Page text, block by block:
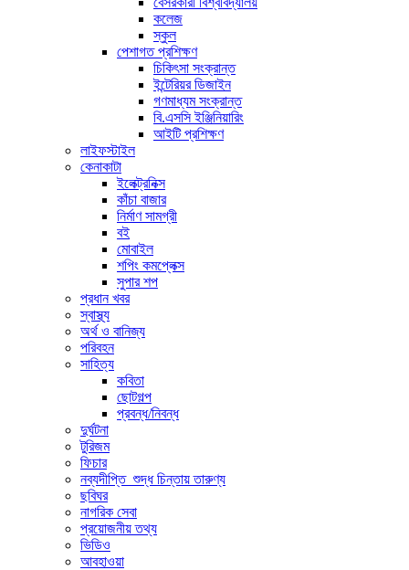
কলেজ
স্কুল
পেশাগত প্রশিক্ষণ
চিকিৎসা সংক্রান্ত
ইন্টেরিয়র ডিজাইন
গণমাধ্যম সংক্রান্ত
বি.এসসি ইঞ্জিনিয়ারিং
আইটি প্রশিক্ষণ
লাইফস্টাইল
কেনাকাটা
ইলেক্ট্রনিক্স
কাঁচা বাজার
নির্মাণ সামগ্রী
বই
মোবাইল
শপিং কমপ্লেক্স
সুপার শপ
প্রধান খবর
স্বাস্থ্য
অর্থ ও বানিজ্য
পরিবহন
সাহিত্য
কবিতা
ছোটগল্প
প্রবন্ধ/নিবন্ধ
দুর্ঘটনা
টুরিজম
ফিচার
নব্যদীপ্তি_শুদ্ধ চিন্তায় তারুণ্য
ছবিঘর
নাগরিক সেবা
প্রয়োজনীয় তথ্য
ভিডিও
আবহাওয়া